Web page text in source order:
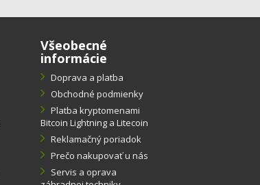
Všeobecné
informácie
Doprava a platba
Obchodné podmienky
Platba kryptomenami
Bitcoin Lightning a Litecoin
Reklamačný poriadok
Prečo nakupovať u nás
Servis a oprava